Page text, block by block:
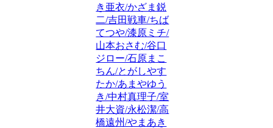
き亜衣/かざま鋭
二/吉田戦車/ちば
てつや/漆原ミチ/
山本おさむ/谷口
ジロー/石原まこ
ちん/とがしやす
たか/あまやゆう
き/中村真理子/室
井大資/永松潔/高
橋遠州/やまあき